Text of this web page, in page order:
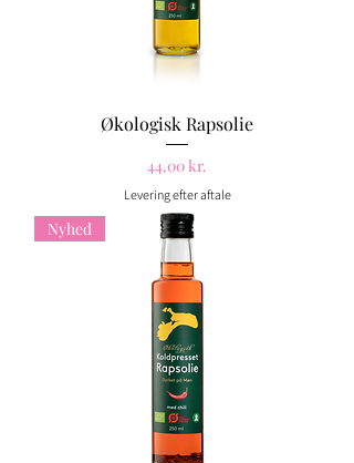
Økologisk Rapsolie
Pris
44,00 kr.
Levering efter aftale
Nyhed